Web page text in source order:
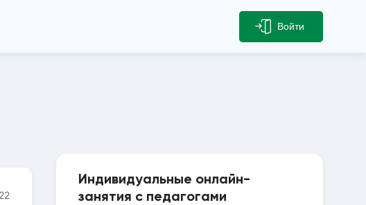
Войти
Индивидуальные онлайн-
занятия с педагогами